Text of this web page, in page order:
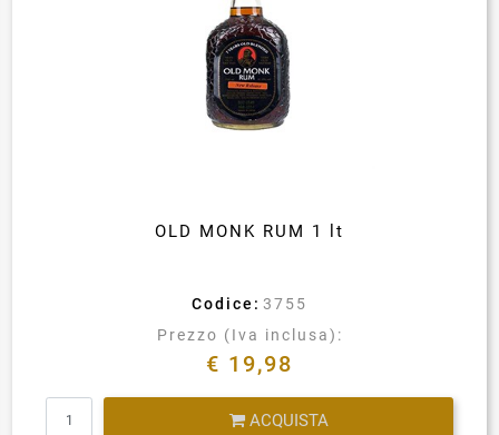
OLD MONK RUM 1 lt
Codice: 3755
Prezzo (Iva inclusa):
€ 19,98
ACQUISTA